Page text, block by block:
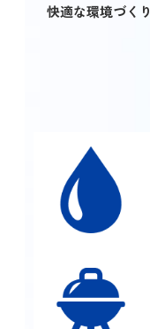
快適な環境づく